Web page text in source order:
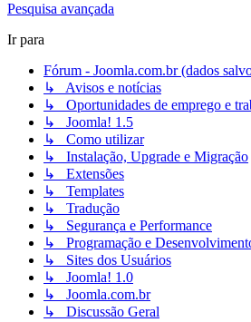
Pesquisa avançada
Ir para
Fórum - Joomla.com.br (dados
↳ Avisos e notícias
↳ Oportunidades de emprego e
↳ Joomla! 1.5
↳ Como utilizar
↳ Instalação, Upgrade e Migração
↳ Extensões
↳ Templates
↳ Tradução
↳ Segurança e Performance
↳ Programação e
↳ Sites dos Usuários
↳ Joomla! 1.0
↳ Joomla.com.br
↳ Discussão Geral